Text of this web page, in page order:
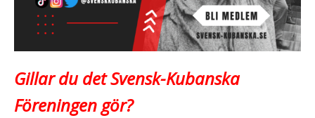
Gillar du det Svensk-Kubanska
Föreningen gör?